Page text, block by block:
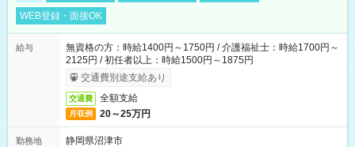
WEB登録・面接OK
給与
無資格の方：時給1400円～1750円 / 介護福祉士：時給1700円～
2125円 / 初任者以上：時給1500円～1875円
交通費別途支給あり
交通費 全額支給
月収例 20～25万円
勤務地
静岡県沼津市